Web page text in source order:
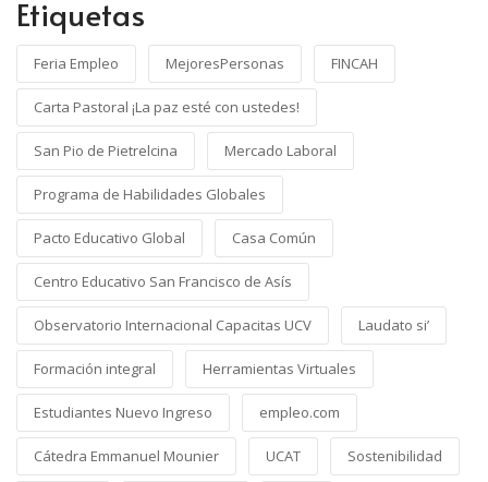
Etiquetas
Feria Empleo MejoresPersonas FINCAH
Carta Pastoral ¡La paz esté con ustedes!
San Pio de Pietrelcina Mercado Laboral
Programa de Habilidades Globales
Pacto Educativo Global Casa Común
Centro Educativo San Francisco de Asís
Observatorio Internacional Capacitas UCV Laudato si’
Formación integral Herramientas Virtuales
Estudiantes Nuevo Ingreso empleo.com
Cátedra Emmanuel Mounier UCAT Sostenibilidad